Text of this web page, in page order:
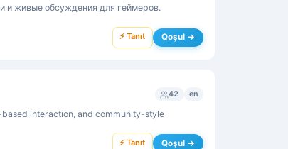
и живые обсуждения для геймеров.
⚡ Tanıt Qoşul →
42 en
interaction, and community-style
⚡ Tanıt Qoşul →